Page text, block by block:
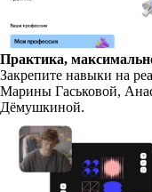
Практика,
Закрепите навыки на
Марины Гаськовой,
Дёмушкиной.